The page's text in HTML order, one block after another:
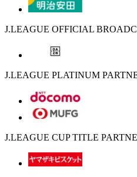
J.LEAGUE OFFICIAL
J.LEAGUE PLATINUM
J.LEAGUE CUP TITLE